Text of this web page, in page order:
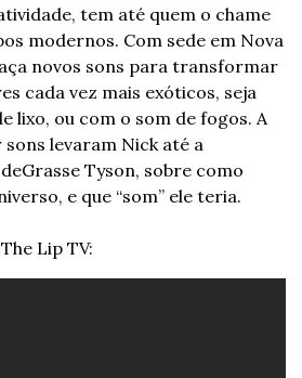
tem até quem o chame
modernos. Com sede em Nova
novos sons para transformar
cada vez mais exóticos, seja
lixo, ou com o som de fogos. A
levaram Nick até a
Tyson, sobre como
e que “som” ele teria.
Lip TV: